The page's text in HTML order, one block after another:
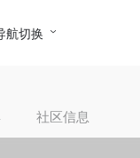
航切换
社区信息